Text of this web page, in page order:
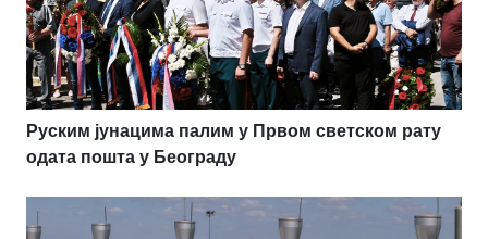
Руским јунацима палим у Првом светском рату
одата пошта у Београду